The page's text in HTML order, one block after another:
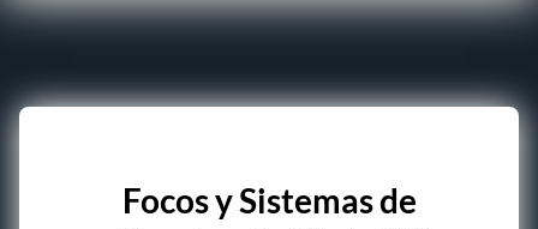
Focos y Sistemas de